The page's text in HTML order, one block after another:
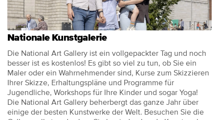
Nationale Kunstgalerie
Die National Art Gallery ist ein vollgepackter Tag und noch
besser ist es kostenlos! Es gibt so viel zu tun, ob Sie ein
Maler oder ein Wahrnehmender sind, Kurse zum Skizzieren
Ihrer Skizze, Erhaltungspläne und Programme für
Jugendliche, Workshops für Ihre Kinder und sogar Yoga!
Die National Art Gallery beherbergt das ganze Jahr über
einige der besten Kunstwerke der Welt. Besuchen Sie die